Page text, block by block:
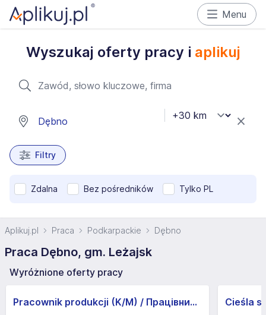
Menu
Wyszukaj oferty pracy i aplikuj
Filtry
Zdalna Bez pośredników Tylko PL
Aplikuj.pl Praca Podkarpackie Dębno
Praca Dębno, gm. Leżajsk
Wyróżnione oferty pracy
Pracownik produkcji (K/M) / Працівники продукції Huber-Suhner (K/M) Cieśla